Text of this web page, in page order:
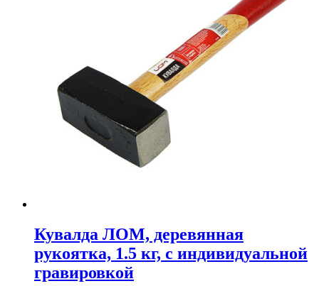
Кувалда ЛОМ, деревянная
рукоятка, 1.5 кг, с индивидуальной
гравировкой